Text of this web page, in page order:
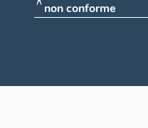
non conforme